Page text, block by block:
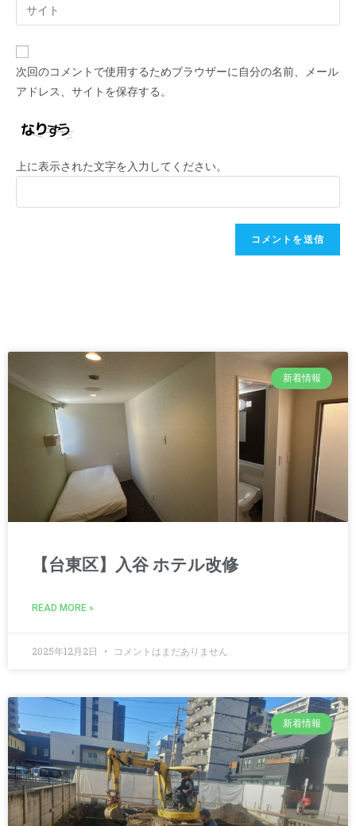
次回のコメントで使用するためブラウザーに自分の名前、メール
アドレス、サイトを保存する。
上に表示された文字を入力してください。
新着情報
【台東区】入谷 ホテル改修
READ MORE »
2025年12月2日 コメントはまだありません
新着情報